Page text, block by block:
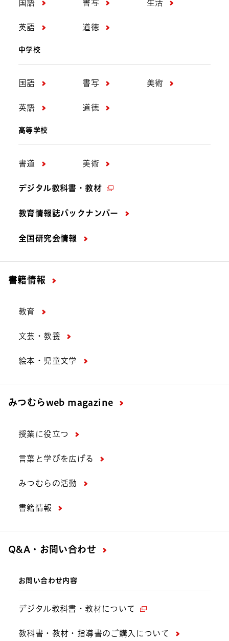
国語 書写 生活
英語 道徳
中学校
国語 書写 美術
英語 道徳
高等学校
書道 美術
デジタル教科書・教材
教育情報誌バックナンバー
全国研究会情報
書籍情報
教育
文芸・教養
絵本・児童文学
みつむらweb magazine
授業に役立つ
言葉と学びを広げる
みつむらの活動
書籍情報
Q&A・お問い合わせ
お問い合わせ内容
デジタル教科書・教材について
教科書・教材・指導書のご購入について